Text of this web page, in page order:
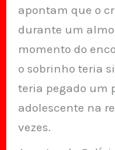
apontam que o
durante um
momento do
o sobrinho teria
teria pegado um
adolescente na
vezes.